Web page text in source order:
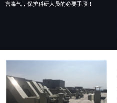
害毒气，保护科研人员的必要手段！